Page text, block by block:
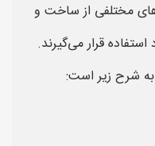
مختلفی از ساخت و
قرار می‌گیرند.
به شرح زیر است: